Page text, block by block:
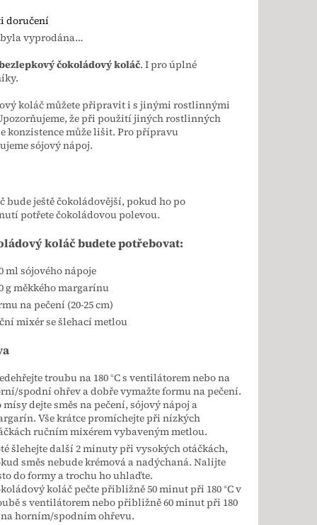
doručení
vyprodána…
čokoládový koláč. I pro úplné
koláč můžete připravit i s jinými rostlinnými
že při použití jiných rostlinných
konzistence může lišit. Pro přípravu
sójový nápoj.
bude ještě čokoládovější, pokud ho po
potřete čokoládovou polevou.
koláč budete potřebovat:
ml sójového nápoje
g měkkého margarínu
na pečení (20-25 cm)
mixér se šlehací metlou
troubu na 180 °C s ventilátorem nebo na
spodní ohřev a dobře vymažte formu na pečení.
mísy dejte směs na pečení, sójový nápoj a
Vše krátce promíchejte při nízkých
ručním mixérem vybaveným metlou.
šlehejte další 2 minuty při vysokých otáčkách,
směs nebude krémová a nadýchaná. Nalijte
do formy a trochu ho uhlaďte.
koláč pečte přibližně 50 minut při 180 °C v
s ventilátorem nebo přibližně 60 minut při 180
na horním/spodním ohřevu.